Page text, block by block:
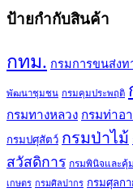
ป้ายกำกับสินค้า
กทม. กรมการขนส่งท
พัฒนาชุมชน กรมคุมประพฤติ
กรมทางหลวง กรมท่าอ
กรมปศุสัตว์ กรมป่าไม้
สวัสดิการ กรมพินิจและคุ้
เกษตร กรมศิลปากร กรมศุลก